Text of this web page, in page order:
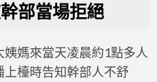
部當場拒絕
媽來當天凌晨約1點多人
檯時告知幹部人不舒